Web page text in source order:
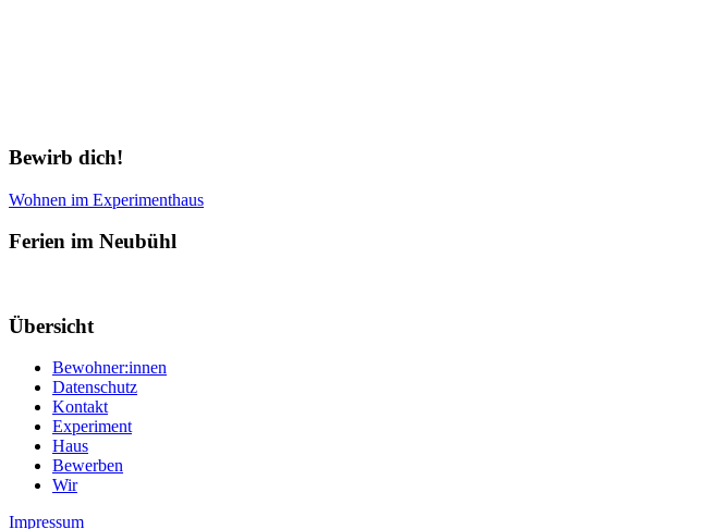
Bewirb dich!
Wohnen im Experimenthaus
Ferien im Neubühl
Übersicht
Bewohner:innen
Datenschutz
Kontakt
Experiment
Haus
Bewerben
Wir
Impressum